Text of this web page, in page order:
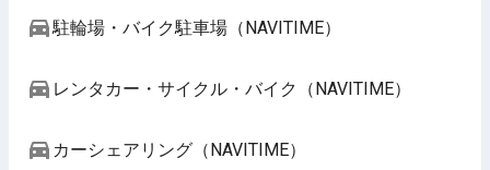
駐輪場・バイク駐車場（NAVITIME）
レンタカー・サイクル・バイク（NAVITIME）
カーシェアリング（NAVITIME）